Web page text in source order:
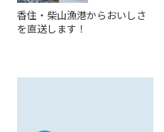
香住・柴山漁港からおいしさ
を直送します！